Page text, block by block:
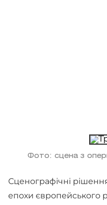
Фото: сцена з
Сценографічні
епохи європейського